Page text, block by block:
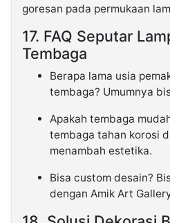
goresan pada permukaan
17. FAQ Seputar
Tembaga
Berapa lama usia
tembaga? Umumnya
Apakah tembaga
tembaga tahan korosi
menambah estetika.
Bisa custom desain?
dengan Amik Art